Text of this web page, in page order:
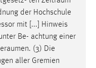
der Hochschule
mit [...] Hinweis
Be- achtung einer
. (3) Die
aller Gremien
werden von diesen